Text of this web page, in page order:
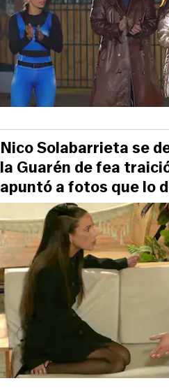
Nico Solabarrieta se
la Guarén de fea
apuntó a fotos que lo